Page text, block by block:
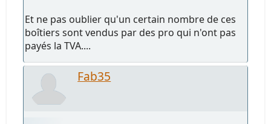
Et ne pas oublier qu'un certain nombre de ces
boîtiers sont vendus par des pro qui n'ont pas
payés la TVA....
Fab35